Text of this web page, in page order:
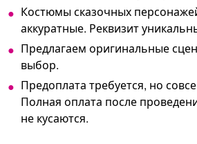
Костюмы сказочных
аккуратные. Реквизит
Предлагаем оригинальные
выбор.
Предоплата требуется, но
Полная оплата после
не кусаются.